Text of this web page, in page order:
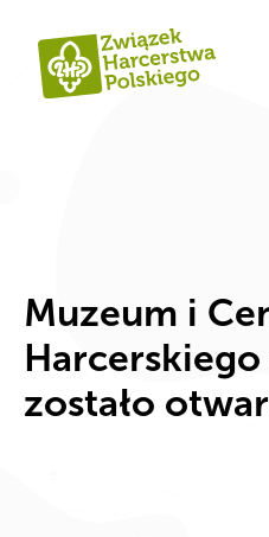
Muzeum i
zostało